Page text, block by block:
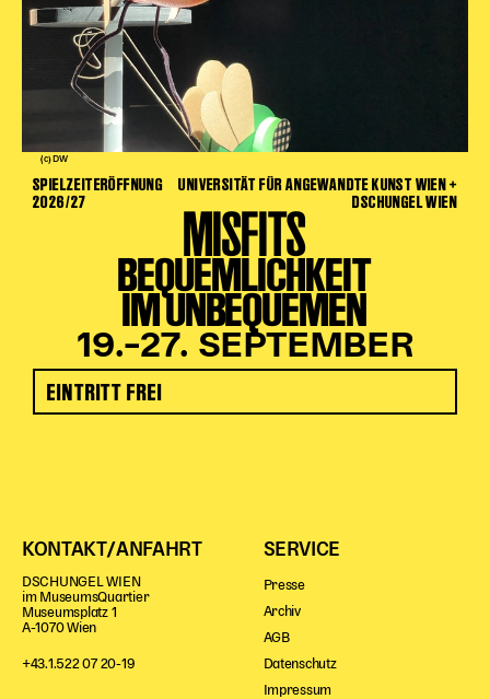
(c) DW
SPIELZEITERÖFFNUNG
2026/27
UNIVERSITÄT FÜR ANGEWANDTE KUNST WIEN +
DSCHUNGEL WIEN
MISFITS
BEQUEMLICHKEIT
IM UNBEQUEMEN
19.–27. SEPTEMBER
EINTRITT FREI
KONTAKT/ANFAHRT
DSCHUNGEL WIEN
im MuseumsQuartier
Museumsplatz 1
A-1070 Wien
+43.1.522 07 20-19
SERVICE
Presse
Archiv
AGB
Datenschutz
Impressum